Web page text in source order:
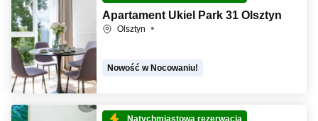
Apartament Ukiel Park 31 Olsztyn
Olsztyn
Nowość w Nocowaniu!
Natychmiastowa rezerwacja